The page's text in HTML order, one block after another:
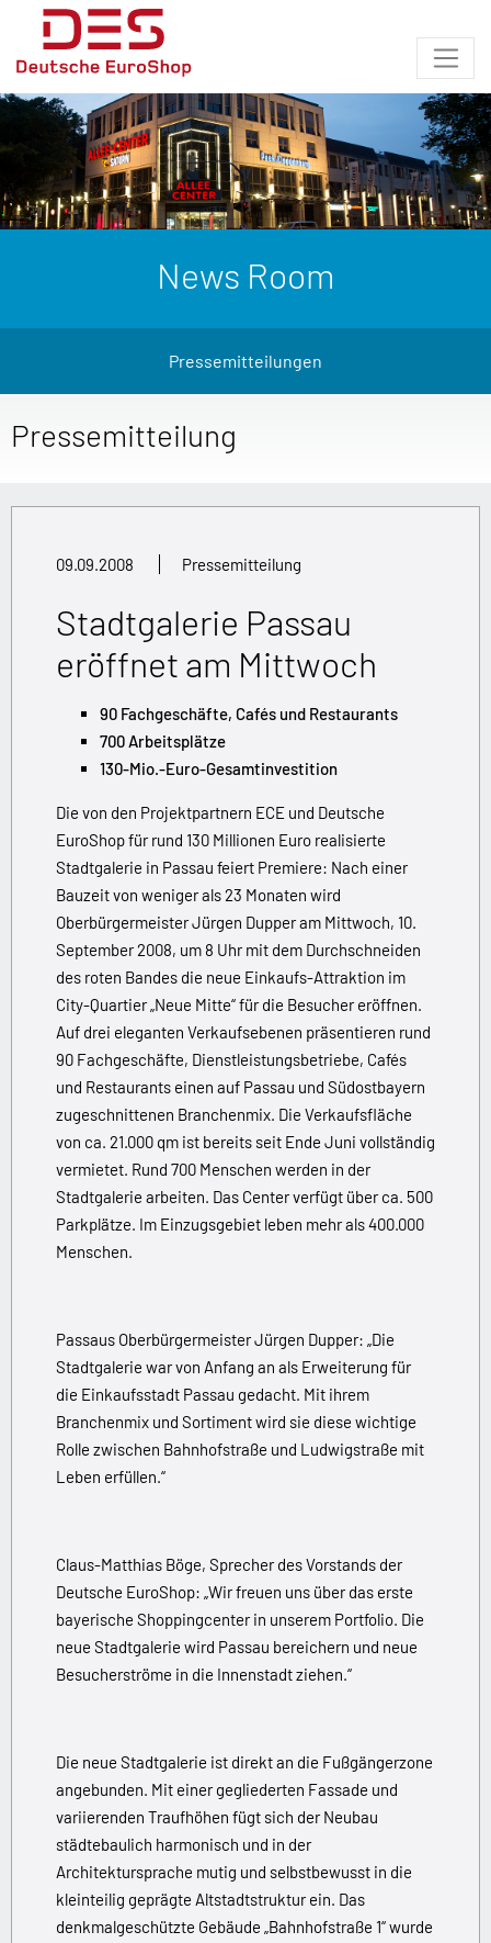
News Room
Pressemitteilungen
Pressemitteilung
09.09.2008 Pressemitteilung
Stadtgalerie Passau
eröffnet am Mittwoch
90 Fachgeschäfte, Cafés und Restaurants
700 Arbeitsplätze
130-Mio.-Euro-Gesamtinvestition
Die von den Projektpartnern ECE und Deutsche
EuroShop für rund 130 Millionen Euro realisierte
Stadtgalerie in Passau feiert Premiere: Nach einer
Bauzeit von weniger als 23 Monaten wird
Oberbürgermeister Jürgen Dupper am Mittwoch, 10.
September 2008, um 8 Uhr mit dem Durchschneiden
des roten Bandes die neue Einkaufs-Attraktion im
City-Quartier „Neue Mitte“ für die Besucher eröffnen.
Auf drei eleganten Verkaufsebenen präsentieren rund
90 Fachgeschäfte, Dienstleistungsbetriebe, Cafés
und Restaurants einen auf Passau und Südostbayern
zugeschnittenen Branchenmix. Die Verkaufsfläche
von ca. 21.000 qm ist bereits seit Ende Juni vollständig
vermietet. Rund 700 Menschen werden in der
Stadtgalerie arbeiten. Das Center verfügt über ca. 500
Parkplätze. Im Einzugsgebiet leben mehr als 400.000
Menschen.
Passaus Oberbürgermeister Jürgen Dupper: „Die
Stadtgalerie war von Anfang an als Erweiterung für
die Einkaufsstadt Passau gedacht. Mit ihrem
Branchenmix und Sortiment wird sie diese wichtige
Rolle zwischen Bahnhofstraße und Ludwigstraße mit
Leben erfüllen.“
Claus-Matthias Böge, Sprecher des Vorstands der
Deutsche EuroShop: „Wir freuen uns über das erste
bayerische Shoppingcenter in unserem Portfolio. Die
neue Stadtgalerie wird Passau bereichern und neue
Besucherströme in die Innenstadt ziehen.“
Die neue Stadtgalerie ist direkt an die Fußgängerzone
angebunden. Mit einer gegliederten Fassade und
variierenden Traufhöhen fügt sich der Neubau
städtebaulich harmonisch und in der
Architektursprache mutig und selbstbewusst in die
kleinteilig geprägte Altstadtstruktur ein. Das
denkmalgeschützte Gebäude „Bahnhofstraße 1“ wurde